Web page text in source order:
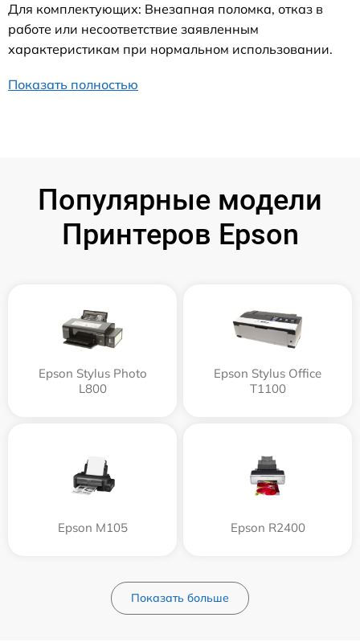
Для комплектующих: Внезапная поломка, отказ в
работе или несоответствие заявленным
характеристикам при нормальном использовании.
Показать полностью
Популярные модели
Принтеров Epson
Epson Stylus Photo
L800
Epson Stylus Office
T1100
Epson M105 Epson R2400
Показать больше